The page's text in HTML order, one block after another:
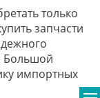
только
запчасти
Большой
импортных